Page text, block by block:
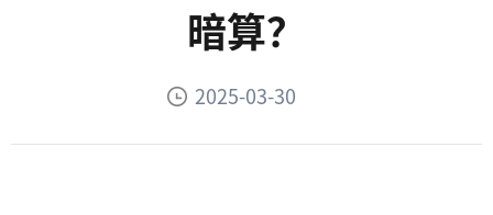
暗算？
2025-03-30